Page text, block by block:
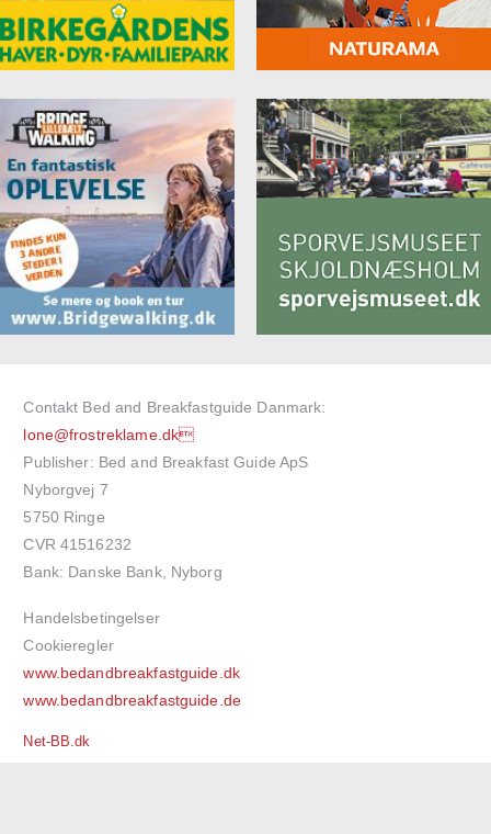
Contakt Bed and Breakfastguide Danmark:
lone@frostreklame.dk
Publisher: Bed and Breakfast Guide ApS
Nyborgvej 7
5750 Ringe
CVR 41516232
Bank: Danske Bank, Nyborg
Handelsbetingelser
Cookieregler
www.bedandbreakfastguide.dk
www.bedandbreakfastguide.de
Net-BB.dk